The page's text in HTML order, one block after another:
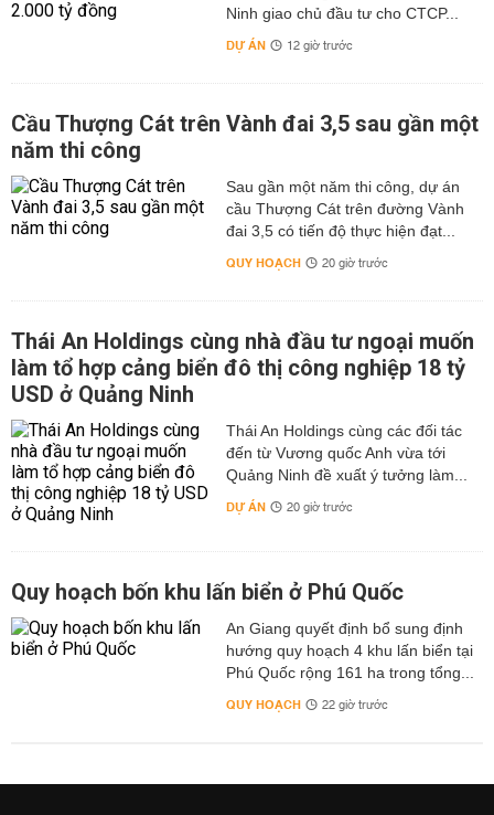
Ninh giao chủ đầu tư cho CTCP...
DỰ ÁN 12 giờ trước
Cầu Thượng Cát trên Vành đai 3,5 sau gần một
năm thi công
Sau gần một năm thi công, dự án
cầu Thượng Cát trên đường Vành
đai 3,5 có tiến độ thực hiện đạt...
QUY HOẠCH 20 giờ trước
Thái An Holdings cùng nhà đầu tư ngoại muốn
làm tổ hợp cảng biển đô thị công nghiệp 18 tỷ
USD ở Quảng Ninh
Thái An Holdings cùng các đối tác
đến từ Vương quốc Anh vừa tới
Quảng Ninh đề xuất ý tưởng làm...
DỰ ÁN 20 giờ trước
Quy hoạch bốn khu lấn biển ở Phú Quốc
An Giang quyết định bổ sung định
hướng quy hoạch 4 khu lấn biển tại
Phú Quốc rộng 161 ha trong tổng...
QUY HOẠCH 22 giờ trước